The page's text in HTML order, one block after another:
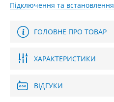
Підключення та встановлення
ГОЛОВНЕ ПРО ТОВАР
ХАРАКТЕРИСТИКИ
ВІДГУКИ